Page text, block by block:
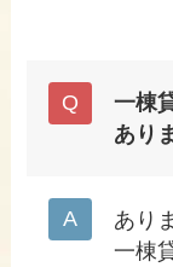
一棟
あり
あり
一棟